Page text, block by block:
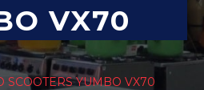
VX70
SCOOTERS YUMBO VX70